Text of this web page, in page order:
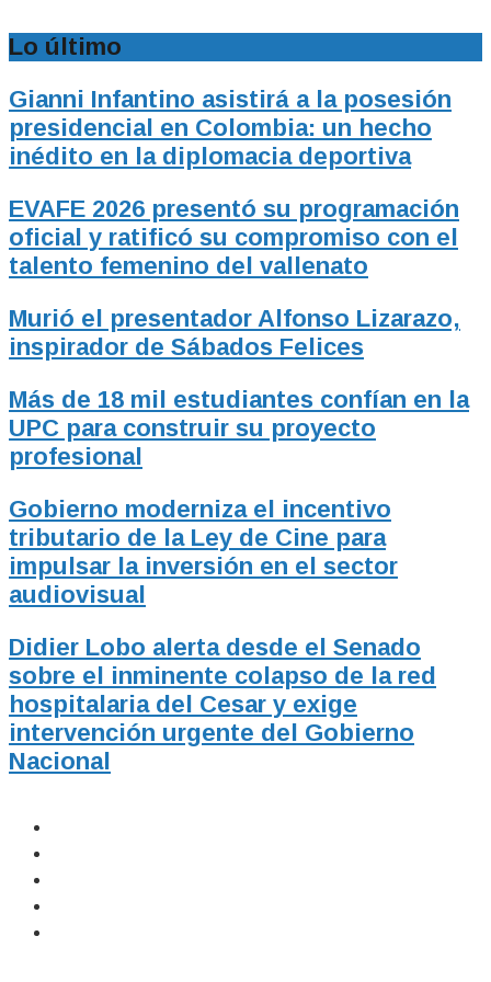
Lo último
Gianni Infantino asistirá a la posesión
presidencial en Colombia: un hecho
inédito en la diplomacia deportiva
EVAFE 2026 presentó su programación
oficial y ratificó su compromiso con el
talento femenino del vallenato
Murió el presentador Alfonso Lizarazo,
inspirador de Sábados Felices
Más de 18 mil estudiantes confían en la
UPC para construir su proyecto
profesional
Gobierno moderniza el incentivo
tributario de la Ley de Cine para
impulsar la inversión en el sector
audiovisual
Didier Lobo alerta desde el Senado
sobre el inminente colapso de la red
hospitalaria del Cesar y exige
intervención urgente del Gobierno
Nacional